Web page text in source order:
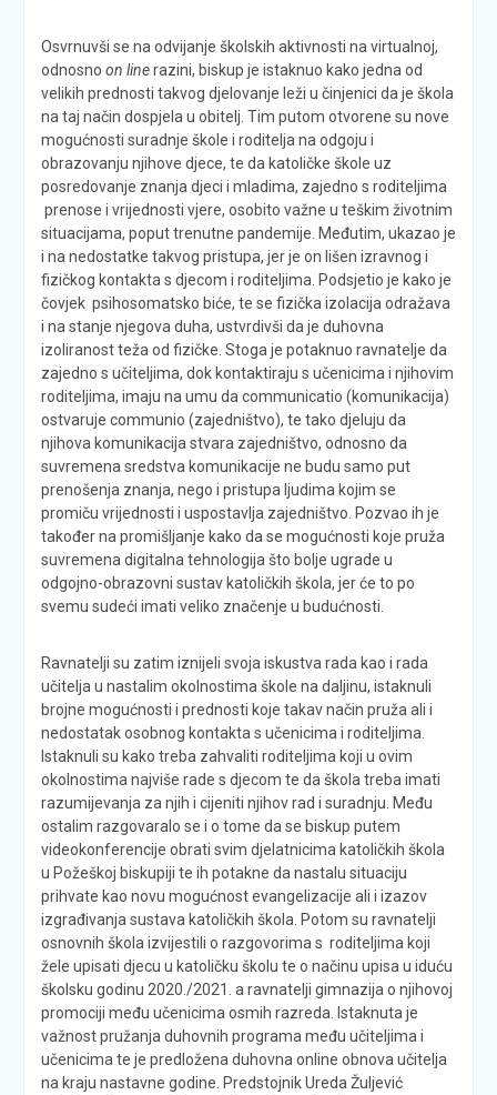
Osvrnuvši se na odvijanje školskih aktivnosti na virtualnoj,
odnosno on linerazini, biskup je istaknuo kako jedna od
velikih prednosti takvog djelovanje leži u činjenici da je škola
na taj način dospjela u obitelj. Tim putom otvorene su nove
mogućnosti suradnje škole i roditelja na odgoju i
obrazovanju njihove djece, te da katoličke škole uz
posredovanje znanja djeci i mladima, zajedno s roditeljima
prenose i vrijednosti vjere, osobito važne u teškim životnim
situacijama, poput trenutne pandemije. Međutim, ukazao je
i na nedostatke takvog pristupa, jer je on lišen izravnog i
fizičkog kontakta s djecom i roditeljima. Podsjetio je kako je
čovjek psihosomatsko biće, te se fizička izolacija odražava
i na stanje njegova duha, ustvrdivši da je duhovna
izoliranost teža od fizičke. Stoga je potaknuo ravnatelje da
zajedno s učiteljima, dok kontaktiraju s učenicima i njihovim
roditeljima, imaju na umu da communicatio (komunikacija)
ostvaruje communio (zajedništvo), te tako djeluju da
njihova komunikacija stvara zajedništvo, odnosno da
suvremena sredstva komunikacije ne budu samo put
prenošenja znanja, nego i pristupa ljudima kojim se
promiču vrijednosti i uspostavlja zajedništvo. Pozvao ih je
također na promišljanje kako da se mogućnosti koje pruža
suvremena digitalna tehnologija što bolje ugrade u
odgojno-obrazovni sustav katoličkih škola, jer će to po
svemu sudeći imati veliko značenje u budućnosti.
Ravnatelji su zatim iznijeli svoja iskustva rada kao i rada
učitelja u nastalim okolnostima škole na daljinu, istaknuli
brojne mogućnosti i prednosti koje takav način pruža ali i
nedostatak osobnog kontakta s učenicima i roditeljima.
Istaknuli su kako treba zahvaliti roditeljima koji u ovim
okolnostima najviše rade s djecom te da škola treba imati
razumijevanja za njih i cijeniti njihov rad i suradnju. Među
ostalim razgovaralo se i o tome da se biskup putem
videokonferencije obrati svim djelatnicima katoličkih škola
u Požeškoj biskupiji te ih potakne da nastalu situaciju
prihvate kao novu mogućnost evangelizacije ali i izazov
izgrađivanja sustava katoličkih škola. Potom su ravnatelji
osnovnih škola izvijestili o razgovorima s roditeljima koji
žele upisati djecu u katoličku školu te o načinu upisa u iduću
školsku godinu 2020./2021. a ravnatelji gimnazija o njihovoj
promociji među učenicima osmih razreda. Istaknuta je
važnost pružanja duhovnih programa među učiteljima i
učenicima te je predložena duhovna online obnova učitelja
na kraju nastavne godine. Predstojnik Ureda Žuljević